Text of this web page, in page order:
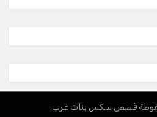
قصص سكس بنات عرب